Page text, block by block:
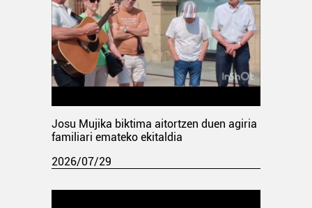
Josu Mujika biktima aitortzen duen agiria
familiari emateko ekitaldia
2026/07/29